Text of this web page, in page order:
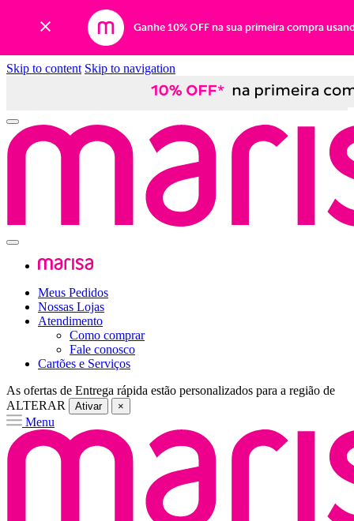
Ganhe 10% OFF na sua primeira compra
Skip to content Skip to navigation
Meus Pedidos
Nossas Lojas
Atendimento
Como comprar
Fale conosco
Cartões e Serviços
As ofertas de Entrega rápida estão personalizados para a região de
ALTERAR
Ativar ×
Menu